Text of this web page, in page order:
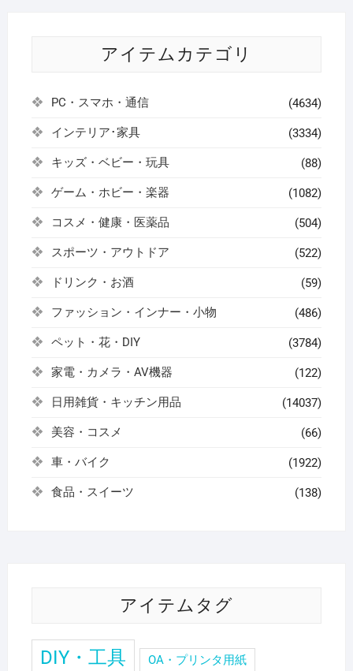
アイテムカテゴリ
PC・スマホ・通信 (4634)
インテリア･家具 (3334)
キッズ・ベビー・玩具 (88)
ゲーム・ホビー・楽器 (1082)
コスメ・健康・医薬品 (504)
スポーツ・アウトドア (522)
ドリンク・お酒 (59)
ファッション・インナー・小物 (486)
ペット・花・DIY (3784)
家電・カメラ・AV機器 (122)
日用雑貨・キッチン用品 (14037)
美容・コスメ (66)
車・バイク (1922)
食品・スイーツ (138)
アイテムタグ
DIY・工具 OA・プリンタ用紙